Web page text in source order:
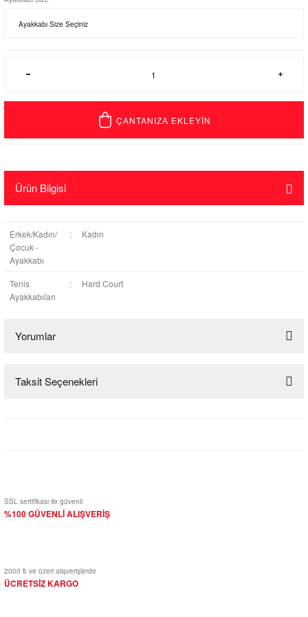
ÇANTANIZA EKLEYİN
Ürün Bilgisi
Erkek/Kadın/
Çocuk -
Ayakkabı
: Kadın
Tenis
Ayakkabıları
: Hard Court
Yorumlar
Bu ürüne ilk yorumu siz yapın!
Taksit Seçenekleri
SSL sertifikası ile güvenli
%100 GÜVENLİ ALIŞVERİŞ
2000 ₺ ve üzeri alışverişlerde
ÜCRETSİZ KARGO